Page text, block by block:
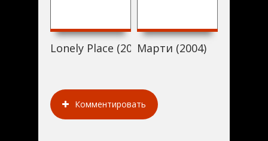
Lonely Place (2004)Марти (2004)
Комментировать